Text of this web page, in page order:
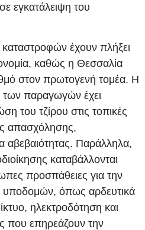
εγκατάλειψη του
έχουν πλήξει
καθώς η Θεσσαλία
στον πρωτογενή τομέα. Η
των παραγωγών έχει
του τζίρου στις τοπικές
απασχόλησης,
αβεβαιότητας. Παράλληλα,
καταβάλλονται
προσπάθειες για την
υποδομών, όπως αρδευτικά
ηλεκτροδότηση και
που επηρεάζουν την